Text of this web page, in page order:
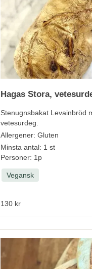
Hagas Stora,
Stenugnsbakat Levainbröd
vetesurdeg.
Allergener: Gluten
Minsta antal: 1 st
Personer: 1p
Vegansk
130 kr